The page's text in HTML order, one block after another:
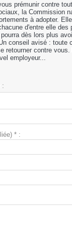
prémunir contre
la Commission
à adopter.
d'entre elle
dès lors plus
conseil avisé : toute
retourner contre
employeur...
:
* :